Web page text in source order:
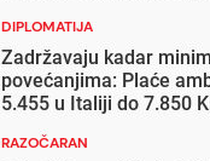
DIPLOMATIJA
Zadržavaju kadar
povećanjima: Plaće
5.455 u Italiji do 7.850
RAZOČARAN